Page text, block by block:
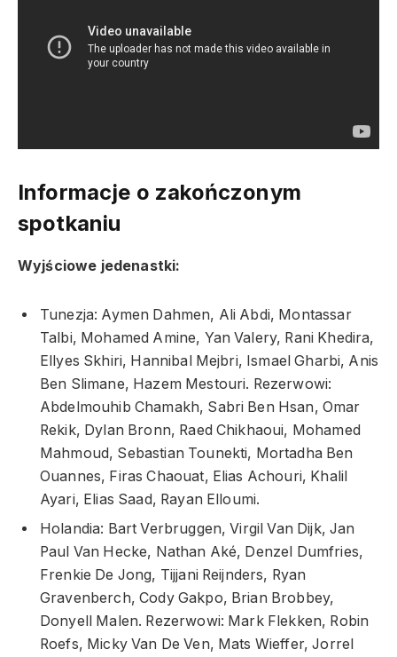
Informacje o zakończonym
spotkaniu
Wyjściowe jedenastki:
Tunezja: Aymen Dahmen, Ali Abdi, Montassar
Talbi, Mohamed Amine, Yan Valery, Rani Khedira,
Ellyes Skhiri, Hannibal Mejbri, Ismael Gharbi, Anis
Ben Slimane, Hazem Mestouri. Rezerwowi:
Abdelmouhib Chamakh, Sabri Ben Hsan, Omar
Rekik, Dylan Bronn, Raed Chikhaoui, Mohamed
Mahmoud, Sebastian Tounekti, Mortadha Ben
Ouannes, Firas Chaouat, Elias Achouri, Khalil
Ayari, Elias Saad, Rayan Elloumi.
Holandia: Bart Verbruggen, Virgil Van Dijk, Jan
Paul Van Hecke, Nathan Aké, Denzel Dumfries,
Frenkie De Jong, Tijjani Reijnders, Ryan
Gravenberch, Cody Gakpo, Brian Brobbey,
Donyell Malen. Rezerwowi: Mark Flekken, Robin
Roefs, Micky Van De Ven, Mats Wieffer, Jorrel